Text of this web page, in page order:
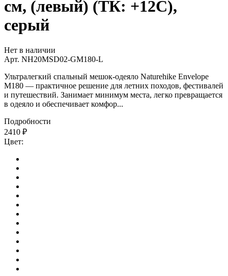
см, (левый) (ТК: +12C),
серый
Нет в наличии
Арт. NH20MSD02-GM180-L
Ультралегкий спальный мешок-одеяло Naturehike Envelope
M180 — практичное решение для летних походов, фестивалей
и путешествий. Занимает минимум места, легко превращается
в одеяло и обеспечивает комфор...
Подробности
2410 ₽
Цвет: